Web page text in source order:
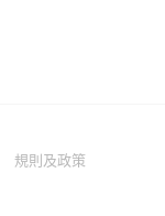
規則及政策(Open